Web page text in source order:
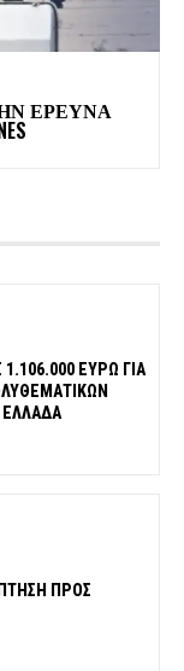
ΕΡΕΥΝΑ
ΕΥΡΩ ΓΙΑ
ΕΛΛΑΔΑ
ΠΡΟΣ